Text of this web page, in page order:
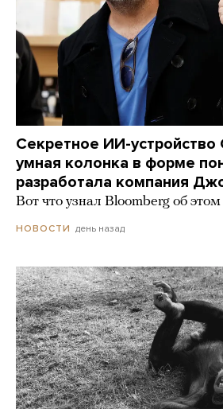
Секретное ИИ-устройство
умная колонка в форме
разработала компания
Вот что узнал Bloomberg об
НОВОСТИ день назад